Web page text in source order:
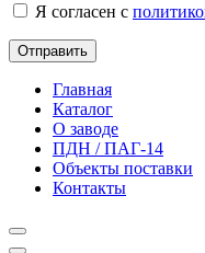
Я согласен с
Отправить
Главная
Каталог
О заводе
ПДН / ПАГ-14
Объекты поставки
Контакты